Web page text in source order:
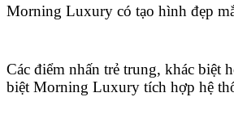
Morning Luxury có tạo hình đẹp
Các điểm nhấn trẻ trung, khác biệt
biệt Morning Luxury tích hợp hệ